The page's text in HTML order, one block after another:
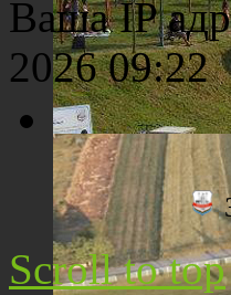
Плажа "Топољар" -
Ваша IP
2026 09:22
Scroll to top